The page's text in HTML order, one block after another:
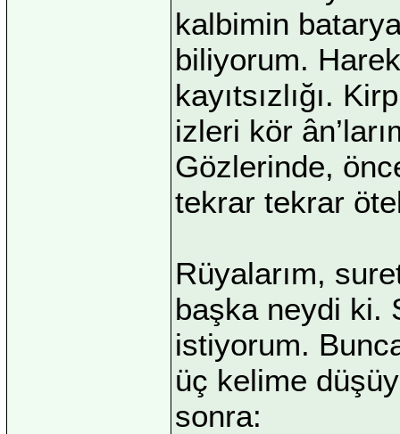
kalbimin
biliyorum.
kayıtsızlığı.
izleri kör
Gözlerinde,
tekrar tekrar
Rüyalarım,
başka neydi ki.
istiyorum.
üç kelime
sonra: